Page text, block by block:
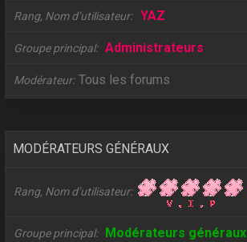
Rang, Nom d’utilisateur YAZ
Groupe principal Administrateurs
Modérateur Tous les forums
MODÉRATEURS GÉNÉRAUX
Rang, Nom d’utilisateur
Groupe principal Modérateurs généraux